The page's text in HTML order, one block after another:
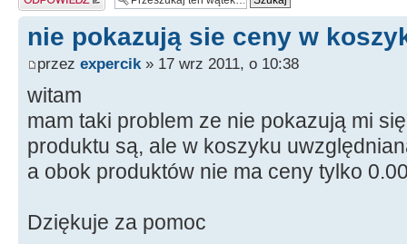
nie pokazują sie ceny w
przez expercik » 17 wrz 2011, o 10:38
witam
mam taki problem ze nie pokazują mi
produktu są, ale w koszyku
a obok produktów nie ma ceny tylko 0.00
Dziękuje za pomoc